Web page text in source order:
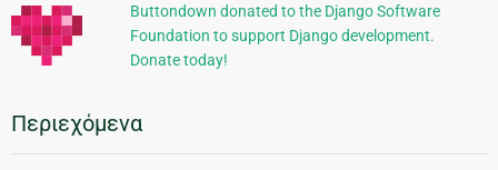
Buttondown donated to the Django Software
Foundation to support Django development.
Donate today!
Περιεχόμενα